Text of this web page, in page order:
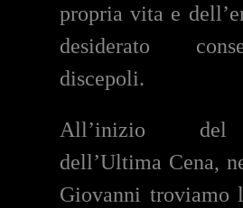
propria vita e
desiderato
discepoli.
All’inizio del
dell’Ultima Cena,
Giovanni troviamo